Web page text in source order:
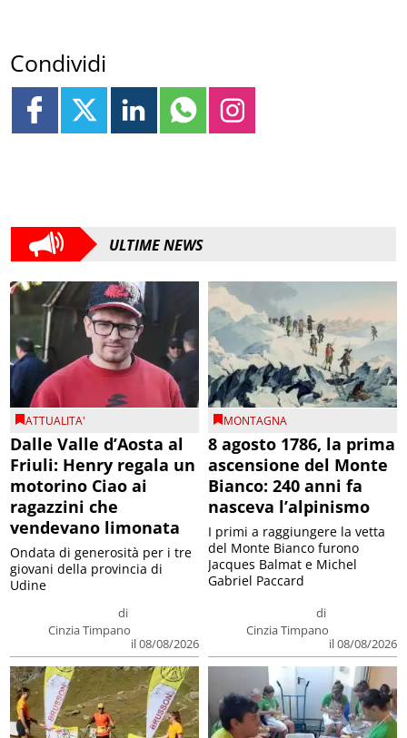
Condividi
ULTIME NEWS
ATTUALITA'
Dalle Valle d’Aosta al
Friuli: Henry regala un
motorino Ciao ai
ragazzini che
vendevano limonata
di
Cinzia Timpano
il 08/08/2026
Ondata di generosità per i tre
giovani della provincia di
Udine
MONTAGNA
8 agosto 1786, la prima
ascensione del Monte
Bianco: 240 anni fa
nasceva l’alpinismo
di
Cinzia Timpano
il 08/08/2026
I primi a raggiungere la vetta
del Monte Bianco furono
Jacques Balmat e Michel
Gabriel Paccard